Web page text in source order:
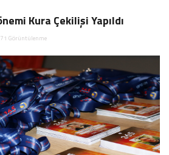
Kura Çekilişi Yapıldı
Görüntülenme